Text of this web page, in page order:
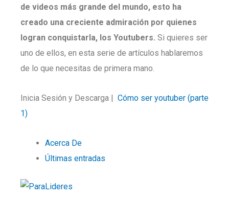
de videos más grande del mundo, esto ha
creado una creciente admiración por quienes
logran conquistarla, los Youtubers. Si quieres ser
uno de ellos, en esta serie de artículos hablaremos
de lo que necesitas de primera mano.
Inicia Sesión y Descarga | Cómo ser youtuber (parte
1)
Acerca De
Últimas entradas